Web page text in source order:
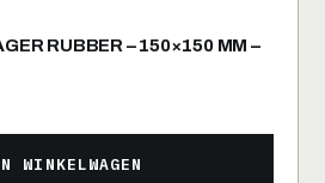
RUBBER – 150×150 MM –
WINKELWAGEN